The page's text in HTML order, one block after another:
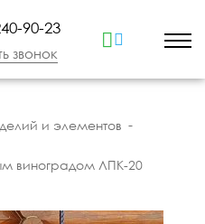
90-23
звонок
и элементов
виноградом ЛПК-20